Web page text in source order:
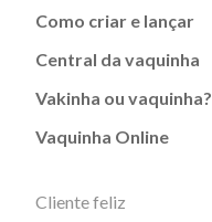
Como criar e lançar
Central da vaquinha
Vakinha ou vaquinha?
Vaquinha Online
Cliente feliz